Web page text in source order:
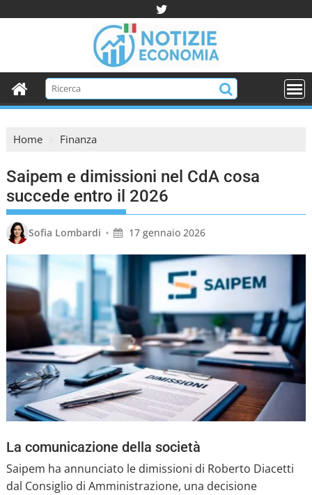
t
c
Home Finanza
Saipem e dimissioni nel CdA cosa
succede entro il 2026
Sofia Lombardi • 17 gennaio 2026
La comunicazione della società
Saipem ha annunciato le dimissioni di Roberto Diacetti
dal Consiglio di Amministrazione, una decisione